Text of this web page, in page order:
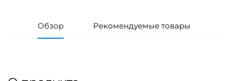
Обзор Рекомендуемые товары